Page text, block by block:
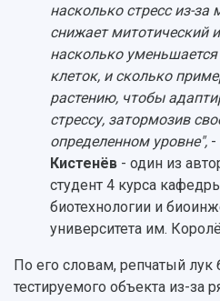
Официальные
насколько стресс из-за
снижает митотический
насколько
клеток, и сколько
растению, чтобы
стрессу, затормозив
определенном уровне", -
Кистенёв - один из
студент 4 курса
биотехнологии и
университета им.
По его словам, репчатый
тестируемого объекта из-за